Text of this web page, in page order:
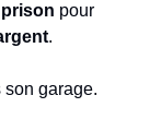
.
son garage.